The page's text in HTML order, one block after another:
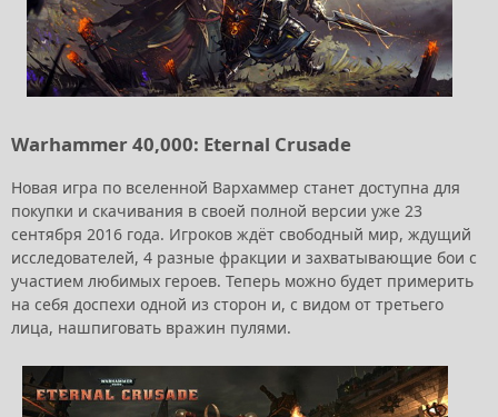
Warhammer 40,000: Eternal Crusade
Новая игра по вселенной Вархаммер станет доступна для
покупки и скачивания в своей полной версии уже 23
сентября 2016 года. Игроков ждёт свободный мир, ждущий
исследователей, 4 разные фракции и захватывающие бои с
участием любимых героев. Теперь можно будет примерить
на себя доспехи одной из сторон и, с видом от третьего
лица, нашпиговать вражин пулями.